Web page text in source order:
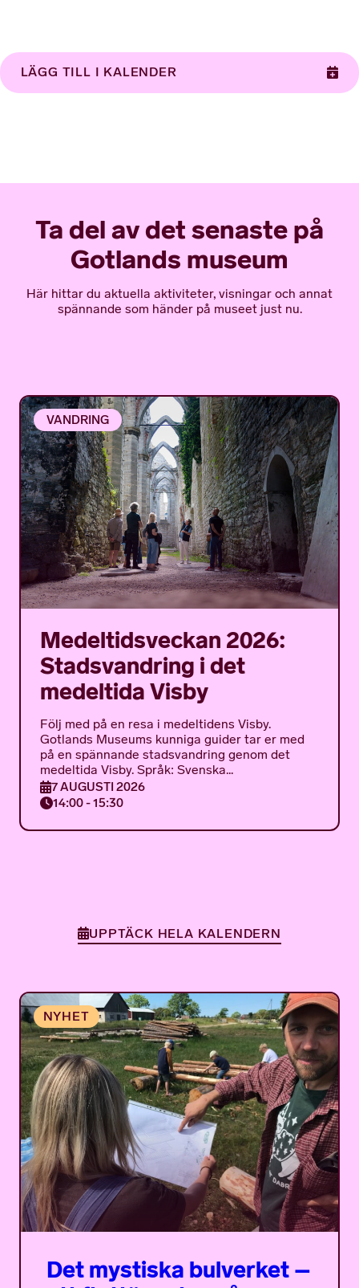
LÄGG TILL I KALENDER
Ta del av det senaste på
Gotlands museum
Här hittar du aktuella aktiviteter, visningar och annat
spännande som händer på museet just nu.
VANDRING
Medeltidsveckan 2026:
Stadsvandring i det
medeltida Visby
Följ med på en resa i medeltidens Visby.
Gotlands Museums kunniga guider tar er med
på en spännande stadsvandring genom det
medeltida Visby. Språk: Svenska...
7 AUGUSTI 2026
14:00 - 15:30
UPPTÄCK HELA KALENDERN
Det mystiska bulverket –